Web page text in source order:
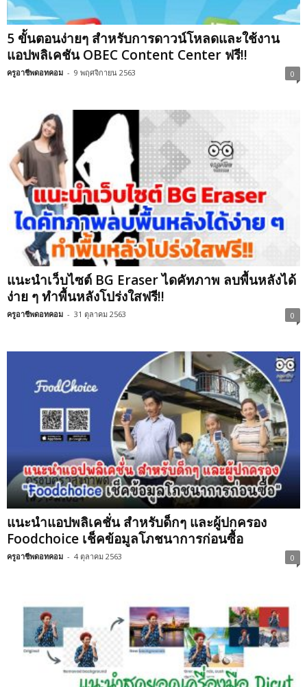
5 ขั้นตอนง่ายๆ สำหรับการดาวน์โหลดและใช้งาน
แอปพลิเคชัน OBEC Content Center ฟรี!!
ครูอาชีพดอทคอม - 9 พฤศจิกายน 2563 0
แนะนำเว็บไซต์ BG Eraser ไดคัทภาพ ลบพื้นหลังได้
ง่าย ๆ ทำพื้นหลังโปร่งใสฟรี!!
ครูอาชีพดอทคอม - 31 ตุลาคม 2563 0
แนะนำแอปพลิเคชั่น สำหรับด็กๆ และผู้ปกครอง
Foodchoice เช็คข้อมูลโภชนาการก่อนซื้อ
ครูอาชีพดอทคอม - 4 ตุลาคม 2563 0